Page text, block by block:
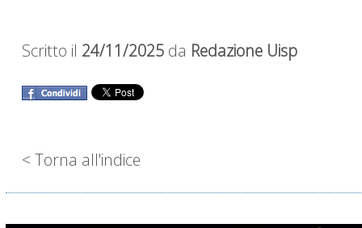
Scritto il 24/11/2025 da Redazione Uisp
< Torna all'indice